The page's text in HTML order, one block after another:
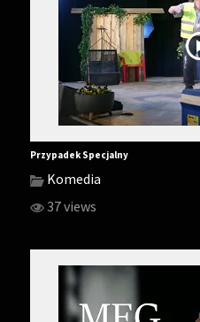
Przypadek Specjalny
Komedia
37 views